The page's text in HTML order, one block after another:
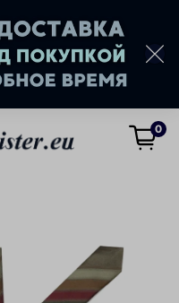
0